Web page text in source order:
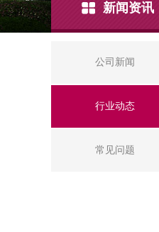
新闻资讯
公司新闻
行业动态
常见问题